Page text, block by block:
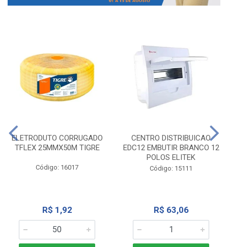
ELETRODUTO CORRUGADO
TFLEX 25MMX50M TIGRE
Código: 16017
R$ 1,92
CENTRO DISTRIBUICAO
EDC12 EMBUTIR BRANCO 12
POLOS ELITEK
Código: 15111
R$ 63,06